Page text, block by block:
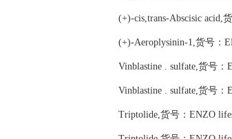
(+)-cis,trans-Abscisic acid,
(+)-Aeroplysinin-1,货号：
Vinblastine . sulfate,货号：
Vinblastine . sulfate,货号：
Triptolide,货号：ENZO